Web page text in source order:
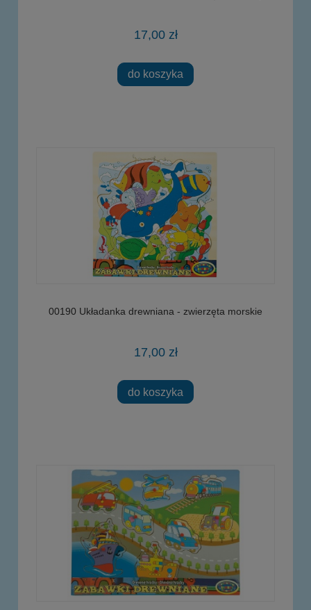
17,00 zł
do koszyka
00190 Układanka drewniana - zwierzęta morskie
17,00 zł
do koszyka